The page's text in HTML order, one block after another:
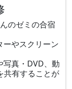
のゼミの合宿
ーやスクリーン
写真・DVD、動
共有することが